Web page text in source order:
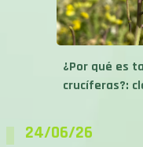
¿Por qué es
crucíferas?:
24/06/26